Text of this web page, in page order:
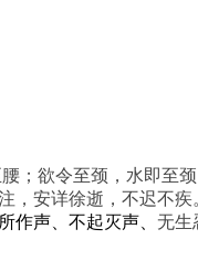
；欲令至颈，水即至
安详徐逝，不迟不疾
作声、不起灭声、 无生